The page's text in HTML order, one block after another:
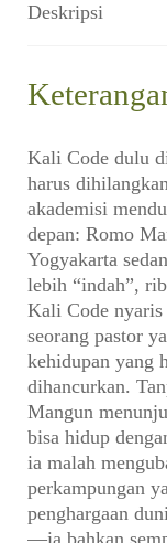
Deskripsi
Kali Code dulu
harus
akademisi
depan: Romo
Yogyakarta
lebih “indah”,
Kali Code
seorang pastor
kehidupan yang
dihancurkan.
Mangun
bisa hidup
ia malah
perkampungan
penghargaan